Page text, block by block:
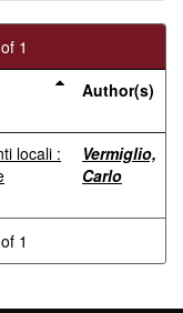
1
Author(s)
locali :
Vermiglio,
Carlo
1